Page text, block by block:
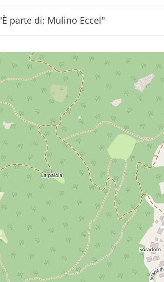
Rocco e Ciago
con tre scorci
parte di: Mulino Eccel"
vasche